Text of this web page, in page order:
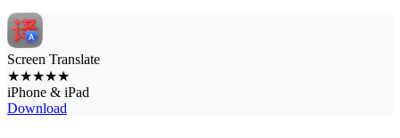
Screen Translate
★★★★★
iPhone & iPad
Download